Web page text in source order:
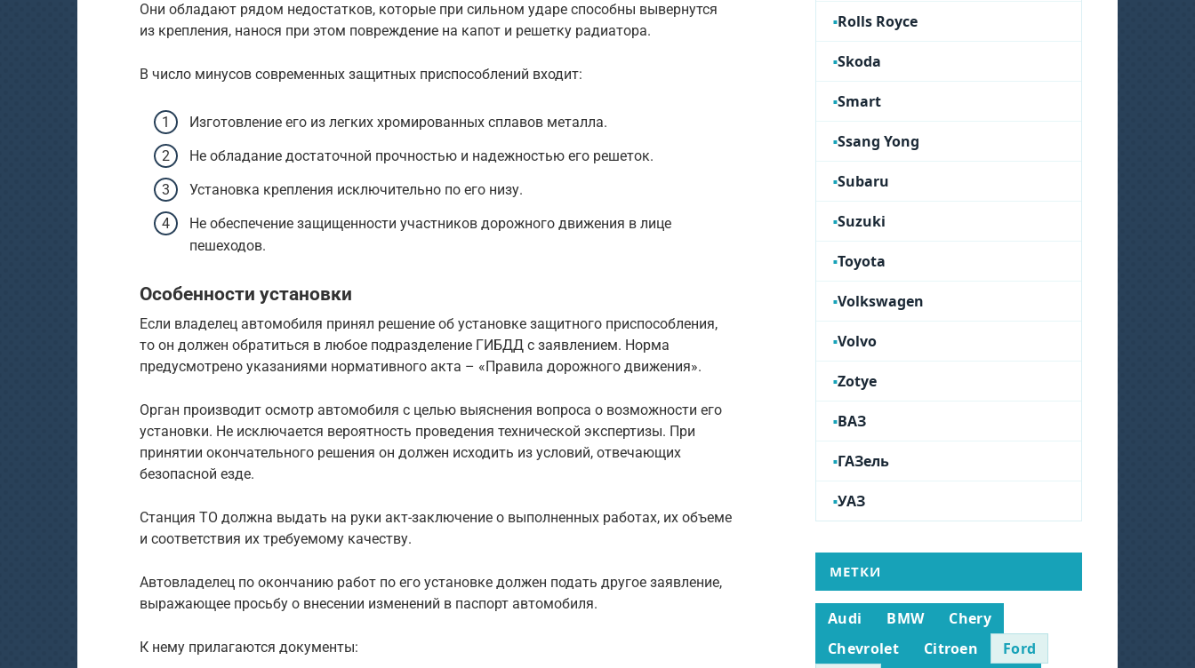
Они обладают рядом недостатков, которые при сильном ударе способны вывернутся
из крепления, нанося при этом повреждение на капот и решетку радиатора.
В число минусов современных защитных приспособлений входит:
Изготовление его из легких хромированных сплавов металла.
Не обладание достаточной прочностью и надежностью его решеток.
Установка крепления исключительно по его низу.
Не обеспечение защищенности участников дорожного движения в лице
пешеходов.
Особенности установки
Если владелец автомобиля принял решение об установке защитного приспособления,
то он должен обратиться в любое подразделение ГИБДД с заявлением. Норма
предусмотрено указаниями нормативного акта – «Правила дорожного движения».
Орган производит осмотр автомобиля с целью выяснения вопроса о возможности его
установки. Не исключается вероятность проведения технической экспертизы. При
принятии окончательного решения он должен исходить из условий, отвечающих
безопасной езде.
Станция ТО должна выдать на руки акт-заключение о выполненных работах, их объеме
и соответствия их требуемому качеству.
Автовладелец по окончанию работ по его установке должен подать другое заявление,
выражающее просьбу о внесении изменений в паспорт автомобиля.
К нему прилагаются документы:
Rolls Royce
Skoda
Smart
Ssang Yong
Subaru
Suzuki
Toyota
Volkswagen
Volvo
Zotye
ВАЗ
ГАЗель
УАЗ
МЕТКИ
Audi BMW
Chery
Chevrolet
Citroen
Ford